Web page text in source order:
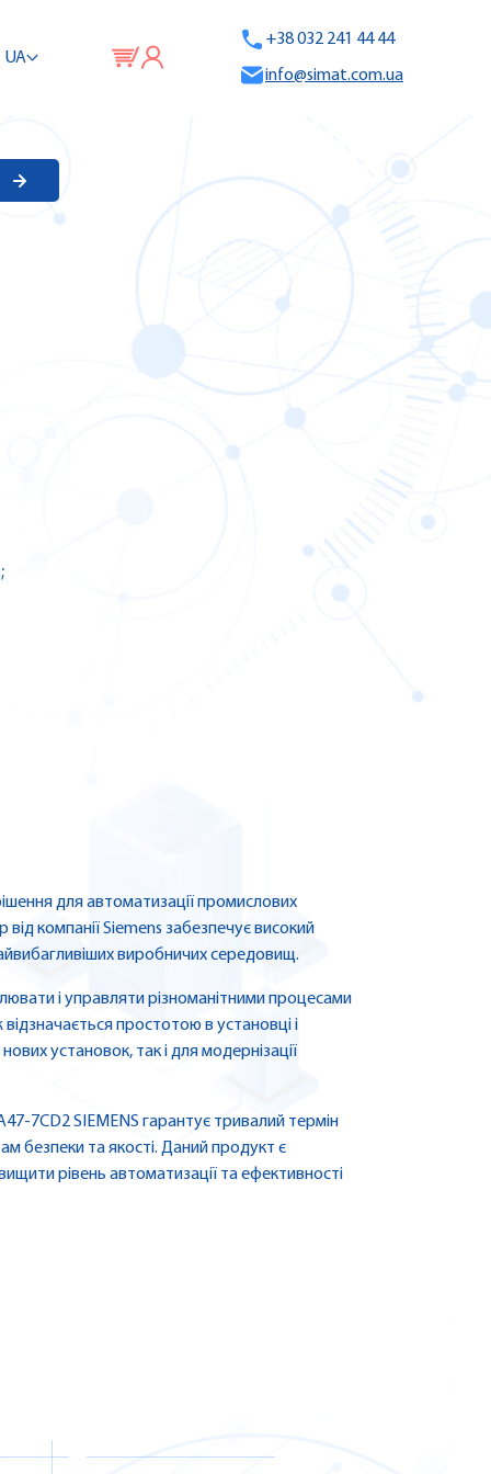
UA
+38 032 241 44 44
info@simat.com.ua
для автоматизації промислових
компанії Siemens забезпечує високий
виробничих середовищ.
і управляти різноманітними процесами
простотою в установці і
установок, так і для модернізації
7CD2 SIEMENS гарантує тривалий термін
безпеки та якості. Даний продукт є
рівень автоматизації та ефективності